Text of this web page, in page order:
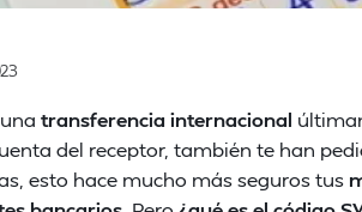
transferencia internacional
del receptor, también te han
esto hace mucho más seguros tus